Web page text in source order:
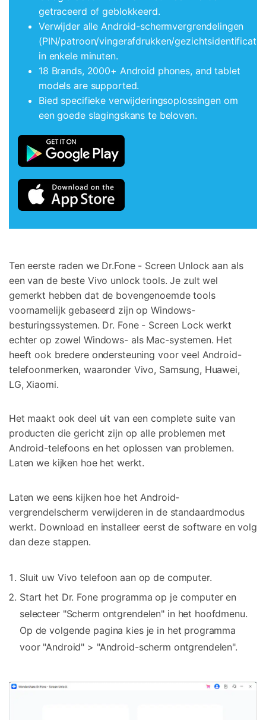
getraceerd of geblokkeerd.
Verwijder alle Android-schermvergrendelingen
(PIN/patroon/vingerafdrukken/
in enkele minuten.
18 Brands, 2000+ Android phones, and tablet
models are supported.
Bied specifieke verwijderingsoplossingen om
een goede slagingskans te beloven.
Ten eerste raden we Dr.Fone - Screen Unlock aan als
een van de beste Vivo unlock tools. Je zult wel
gemerkt hebben dat de bovengenoemde tools
voornamelijk gebaseerd zijn op Windows-
besturingssystemen. Dr. Fone - Screen Lock werkt
echter op zowel Windows- als Mac-systemen. Het
heeft ook bredere ondersteuning voor veel Android-
telefoonmerken, waaronder Vivo, Samsung, Huawei,
LG, Xiaomi.
Het maakt ook deel uit van een complete suite van
producten die gericht zijn op alle problemen met
Android-telefoons en het oplossen van problemen.
Laten we kijken hoe het werkt.
Laten we eens kijken hoe het Android-
vergrendelscherm verwijderen in de standaardmodus
werkt. Download en installeer eerst de software en volg
dan deze stappen.
Sluit uw Vivo telefoon aan op de computer.
Start het Dr. Fone programma op je computer en
selecteer "Scherm ontgrendelen" in het hoofdmenu.
Op de volgende pagina kies je in het programma
voor "Android" > "Android-scherm ontgrendelen".